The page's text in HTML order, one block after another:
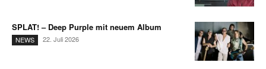
SPLAT! – Deep Purple mit neuem Album
NEWS 22. Juli 2026